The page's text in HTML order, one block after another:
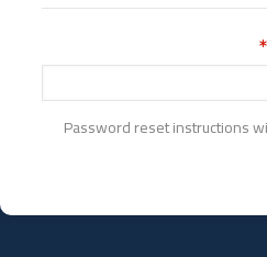
Password reset instructions